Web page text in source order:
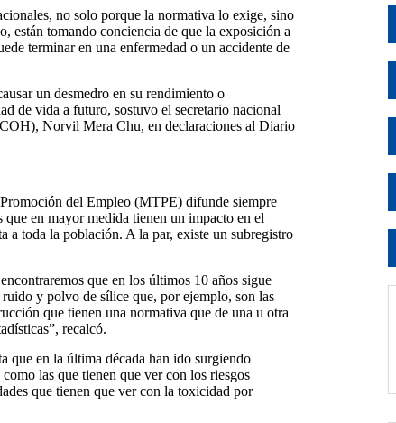
no solo porque la normativa lo exige, sino
están tomando conciencia de que la exposición a
terminar en una enfermedad o un accidente de
un desmedro en su rendimiento o
de vida a futuro, sostuvo el secretario nacional
Norvil Mera Chu, en declaraciones al Diario
del Empleo (MTPE) difunde siempre
que en mayor medida tienen un impacto en el
a toda la población. A la par, existe un subregistro
que en los últimos 10 años sigue
y polvo de sílice que, por ejemplo, son las
que tienen una normativa que de una u otra
recalcó.
que en la última década han ido surgiendo
las que tienen que ver con los riesgos
que tienen que ver con la toxicidad por